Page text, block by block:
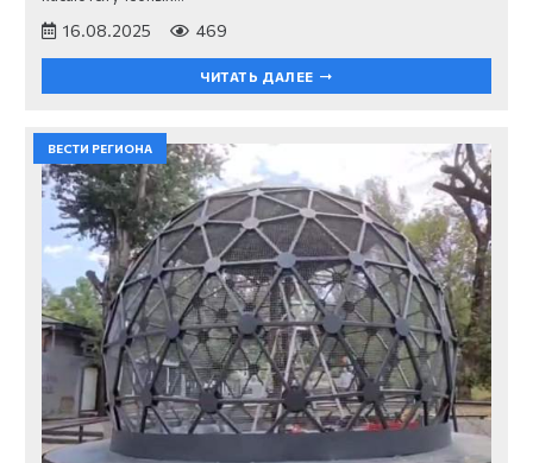
16.08.2025 469
ЧИТАТЬ ДАЛЕЕ
ВЕСТИ РЕГИОНА